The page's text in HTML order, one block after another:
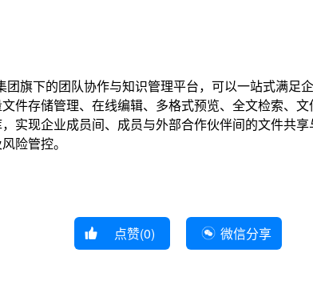
团旗下的团队协作与知识管理平台，可以一站式满足
件存储管理、在线编辑、多格式预览、全文检索、
实现企业成员间、成员与外部合作伙伴间的文件共
险管控。
点赞(0) 微信分享